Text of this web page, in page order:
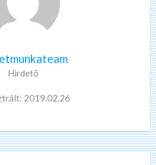
Hirdető
2019.02.26